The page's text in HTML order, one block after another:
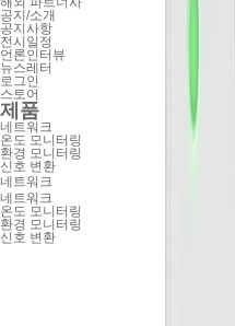
공지/소개
공지사항
전시일정
언론인터뷰
뉴스레터
로그인
스토어
제품
네트워크
온도 모니터링
환경 모니터링
신호 변환
네트워크
네트워크
온도 모니터링
환경 모니터링
신호 변환